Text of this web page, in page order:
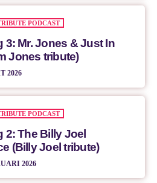
PODCAST
3: Mr. Jones & Just In
Jones tribute)
2026
PODCAST
2: The Billy Joel
(Billy Joel tribute)
2026